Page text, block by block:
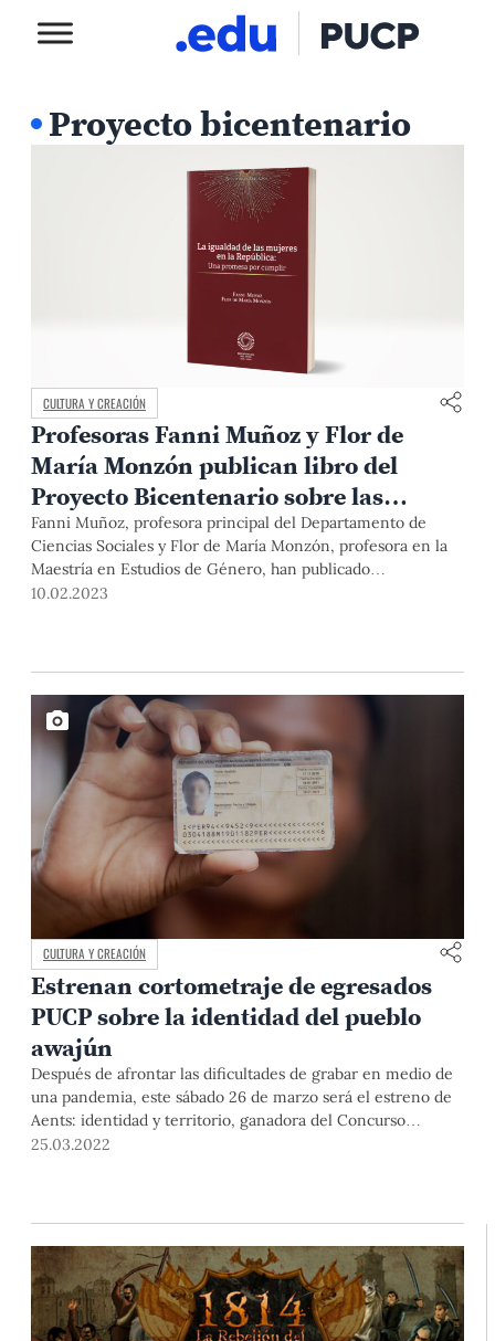
Proyecto bicentenario
CULTURA Y CREACIÓN
Profesoras Fanni Muñoz y Flor de
María Monzón publican libro del
Proyecto Bicentenario sobre las
mujeres de la época republicana
Fanni Muñoz, profesora principal del Departamento de
Ciencias Sociales y Flor de María Monzón, profesora en la
Maestría en Estudios de Género, han publicado
recientemente el libro La igualdad de las mujeres en la
10.02.2023
CULTURA Y CREACIÓN
Estrenan cortometraje de egresados
PUCP sobre la identidad del pueblo
awajún
Después de afrontar las dificultades de grabar en medio de
una pandemia, este sábado 26 de marzo será el estreno de
Aents: identidad y territorio, ganadora del Concurso
Nacional de Proyectos: Cortometrajes del Bicentenario.
25.03.2022